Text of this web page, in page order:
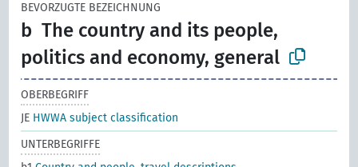
BEVORZUGTE BEZEICHNUNG
b The country and its people,
politics and economy, general
OBERBEGRIFF
JE HWWA subject classification
UNTERBEGRIFFE